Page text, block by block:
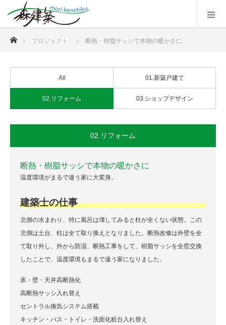
プロジェクト 断熱・樹脂サッシで本物の暖かさに
All 01.新築戸建て
02.リフォーム 03.ショップデザイン
02.リフォーム
断熱・樹脂サッシで本物の暖かさに
温度環境がまるで違う家に大変身。
建築士の仕事
北側の水まわり、特に風呂は壊してみると柱が全くない状態。この
北側は土台、柱は全て取り換えとなりました。断熱改修は外壁を全
て取り外し、外から防湿、断熱工事をして、樹脂サッシを全窓交換
したことで、温度環境もまるで違う家になりました。
床・壁・天井高断熱化
高断熱サッシ入れ替え
セントラル換気システム搭載
キッチン・バス・トイレ・洗面化粧台入れ替え